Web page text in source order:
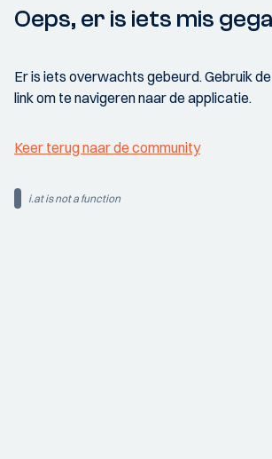
Oeps, er is iets mis
Er is iets overwachts gebeurd. Gebruik
link om te navigeren naar de applicatie.
Keer terug naar de community
i.at is not a function